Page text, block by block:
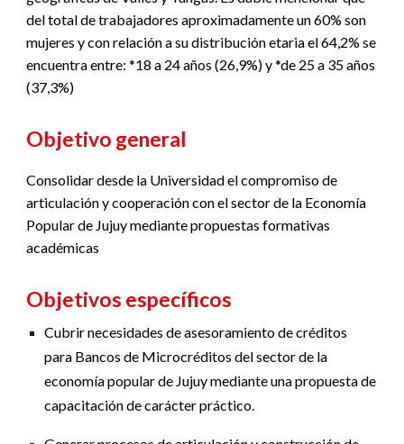
del total de trabajadores aproximadamente un 60% son
mujeres y con relación a su distribución etaria el 64,2% se
encuentra entre: *18 a 24 años (26,9%) y *de 25 a 35 años
(37,3%)
Objetivo general
Consolidar desde la Universidad el compromiso de
articulación y cooperación con el sector de la Economía
Popular de Jujuy mediante propuestas formativas
académicas
Objetivos específicos
Cubrir necesidades de asesoramiento de créditos
para Bancos de Microcréditos del sector de la
economía popular de Jujuy mediante una propuesta de
capacitación de carácter práctico.